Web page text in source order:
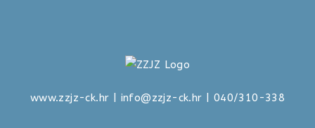
www.zzjz-ck.hr info@zzjz-ck.hr | 040/310-338